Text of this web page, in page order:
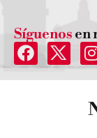
Síguenos en